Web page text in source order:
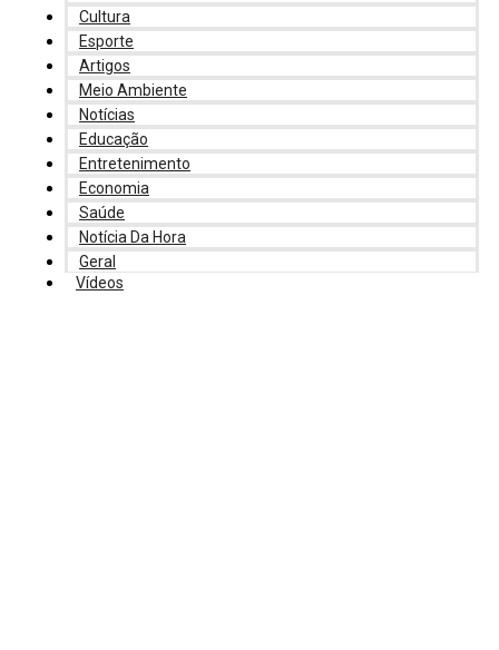
Cultura
Esporte
Artigos
Meio Ambiente
Notícias
Educação
Entretenimento
Economia
Saúde
Notícia Da Hora
Geral
Vídeos